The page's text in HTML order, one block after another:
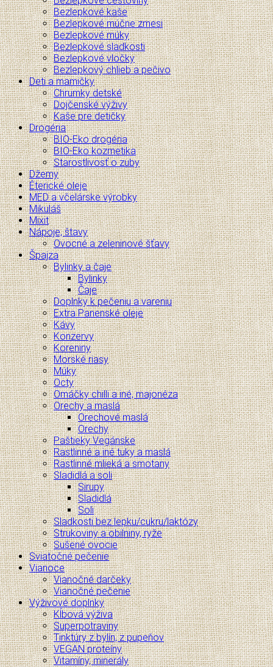
Bezlepkové kaše
Bezlepkové múčne zmesi
Bezlepkové múky
Bezlepkové sladkosti
Bezlepkové vločky
Bezlepkový chlieb a pečivo
Deti a mamičky
Chrumky detské
Dojčenské výživy
Kaše pre detičky
Drogéria
BIO-Eko drogéria
BIO-Eko kozmetika
Starostlivosť o zuby
Džemy
Éterické oleje
MED a včelárske výrobky
Mikuláš
Mixit
Nápoje, štavy
Ovocné a zeleninové šťavy
Špajza
Bylinky a čaje
Bylinky
Čaje
Doplnky k pečeniu a vareniu
Extra Panenské oleje
Kávy
Konzervy
Koreniny
Morské riasy
Múky
Octy
Omáčky chilli a iné, majonéza
Orechy a maslá
Orechové maslá
Orechy
Paštieky Vegánske
Rastlinné a iné tuky a maslá
Rastlinné mlieká a smotany
Sladidlá a soli
Sirupy
Sladidlá
Soli
Sladkosti bez lepku/cukru/laktózy
Strukoviny a obilniny, ryže
Sušené ovocie
Sviatočné pečenie
Vianoce
Vianočné darčeky
Vianočné pečenie
Výživové doplnky
Kĺbová výživa
Superpotraviny
Tinktúry z bylín, z pupeňov
VEGAN proteíny
Vitamíny, minerály